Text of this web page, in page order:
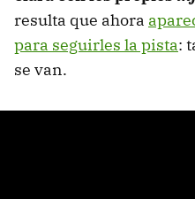
resulta que ahora
para seguirles la pista:
se van.